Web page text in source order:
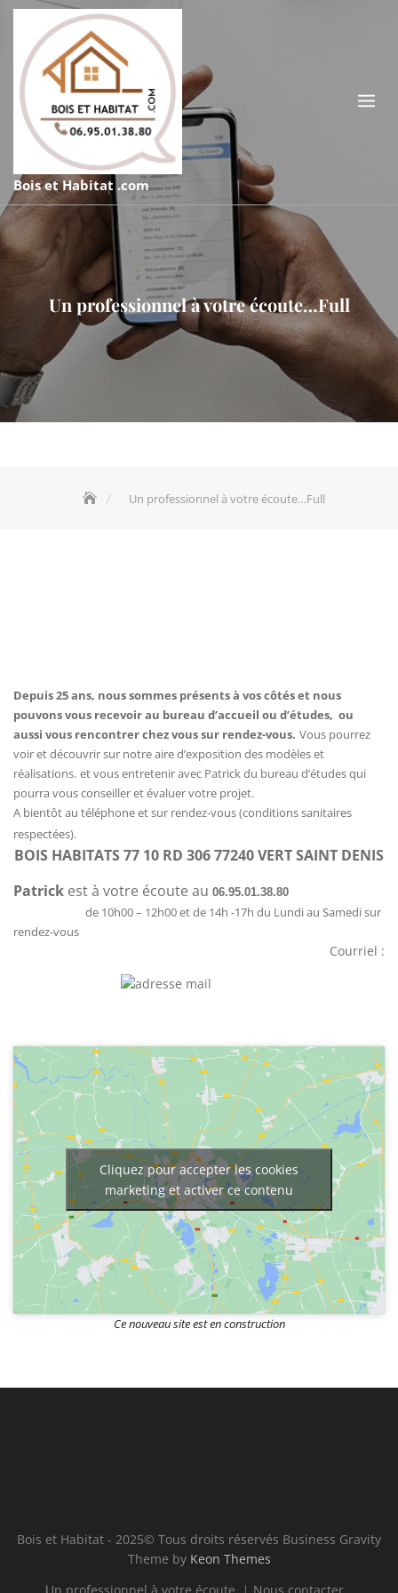
Skip
content
Bois et Habitat .com
Un professionnel à votre écoute…Full
Un professionnel à votre écoute…Full
Depuis 25 ans, nous sommes présents à vos côtés et nous
pouvons vous recevoir au bureau d’accueil ou d’études, ou
aussi vous rencontrer chez vous sur rendez-vous. Vous pourrez
voir et découvrir sur notre aire d’exposition des modèles et
réalisations. et vous entretenir avec Patrick du bureau d’études qui
pourra vous conseiller et évaluer votre projet.
A bientôt au téléphone et sur rendez-vous (conditions sanitaires
respectées).
BOIS HABITATS 77 10 RD 306 77240 VERT SAINT DENIS
Patrick est à votre écoute au 06.95.01.38.80
de 10h00 – 12h00 et de 14h -17h du Lundi au Samedi sur
rendez-vous
Courriel :
Cliquez pour accepter les cookies
marketing et activer ce contenu
Ce nouveau site est en construction
Bois et Habitat - 2025© Tous droits réservés Business Gravity
Theme by Keon Themes
Un professionnel à votre écoute
Nous contacter